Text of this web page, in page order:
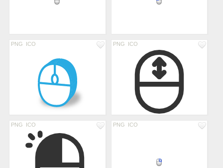
PNG ICO PNG ICO
PNG ICO PNG ICO